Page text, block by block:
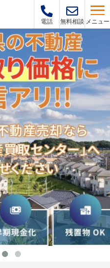
電話 無料相談 メニュー